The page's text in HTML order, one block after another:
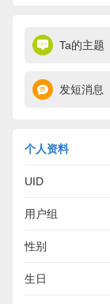
Ta的主题
发短消息
个人资料
UID
用户组
性别
生日